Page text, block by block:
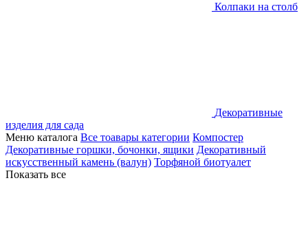
Колпаки на столб
Декоративные
изделия для сада
Меню каталога Все тоавары категории Компостер
Декоративные горшки, бочонки, ящики Декоративный
искусственный камень (валун) Торфяной биотуалет
Показать все